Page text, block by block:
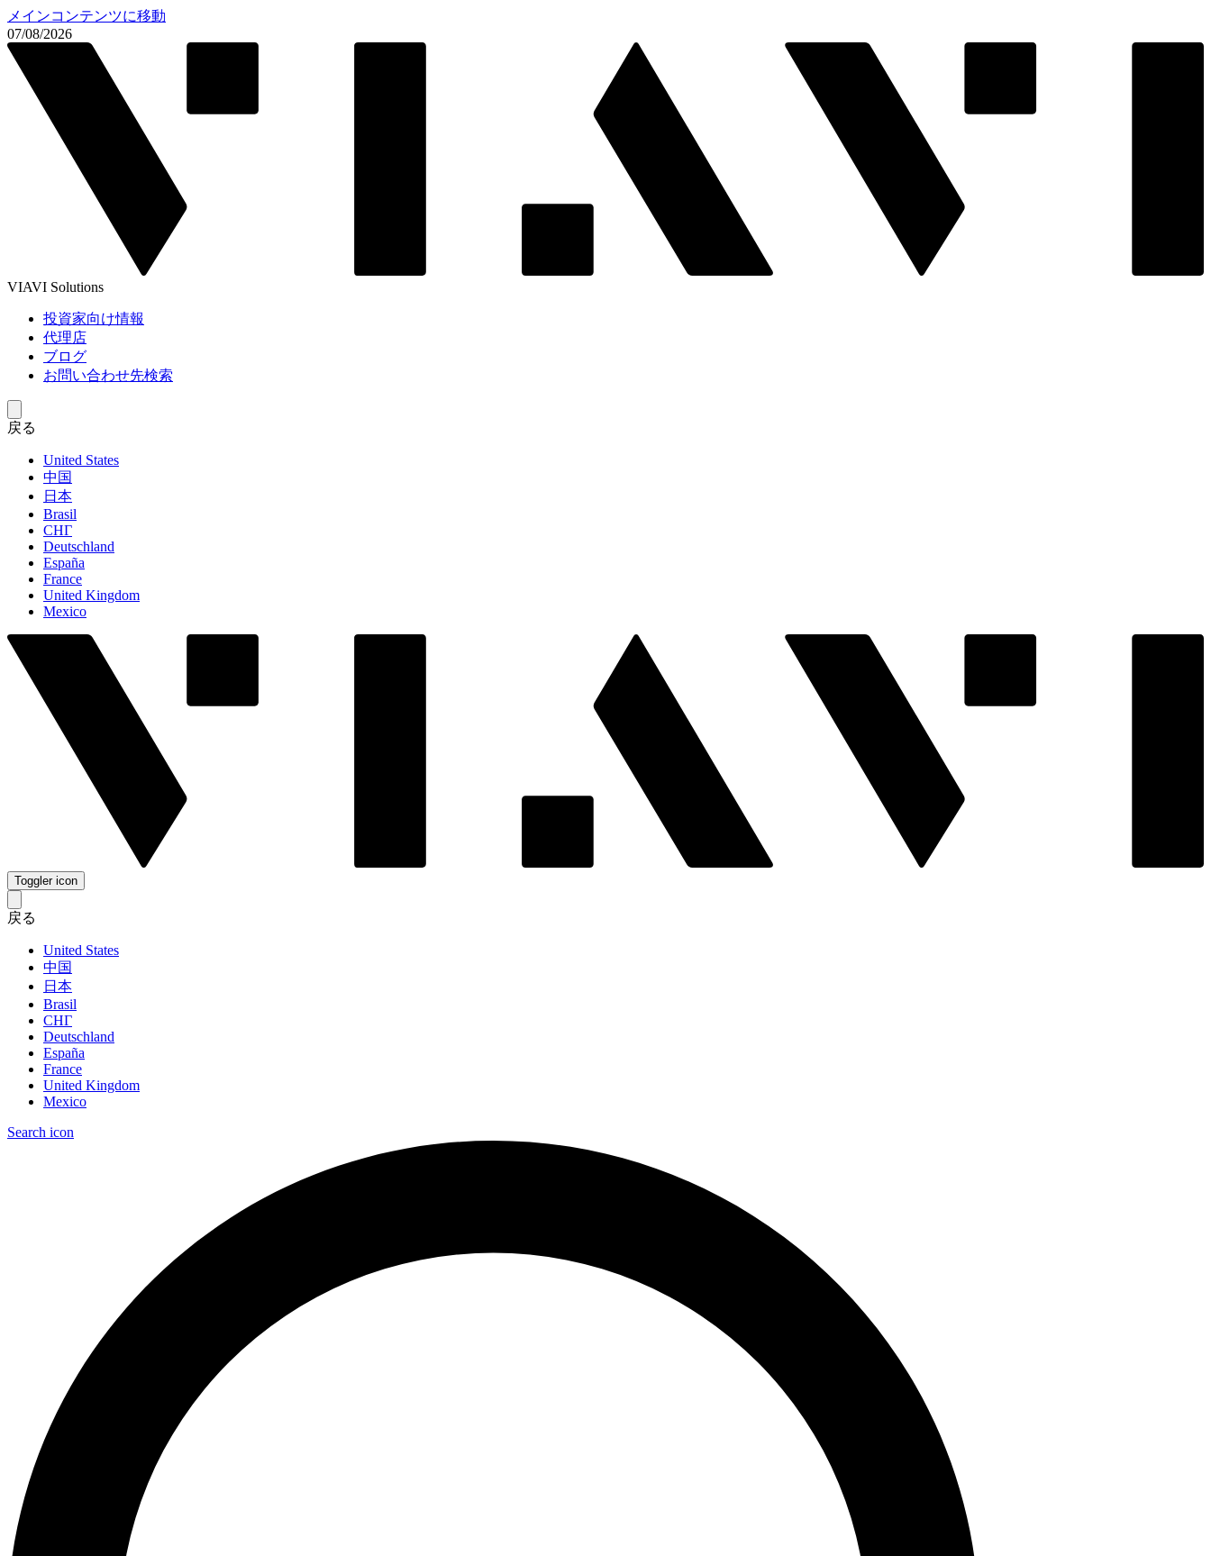
メインコンテンツに移動
07/08/2026
VIAVI Solutions
投資家向け情報
代理店
ブログ
お問い合わせ先検索
戻る
United States
中国
日本
Brasil
СНГ
Deutschland
España
France
United Kingdom
Mexico
Toggler icon
戻る
United States
中国
日本
Brasil
СНГ
Deutschland
España
France
United Kingdom
Mexico
Search icon